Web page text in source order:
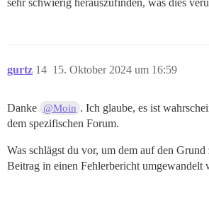
gurtz 15. Oktober 2024 um 16:59
14
Danke @Moin . Ich glaube, es ist
dem spezifischen Forum.
Was schlägst du vor, um dem auf den
Beitrag in einen Fehlerbericht umgewandelt